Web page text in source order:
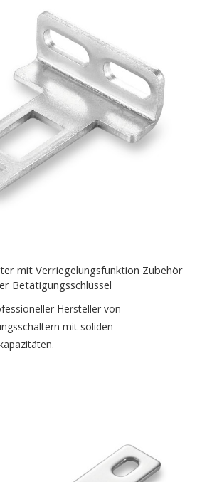
mit Verriegelungsfunktion Zubehör
Betätigungsschlüssel
Hersteller von
mit soliden